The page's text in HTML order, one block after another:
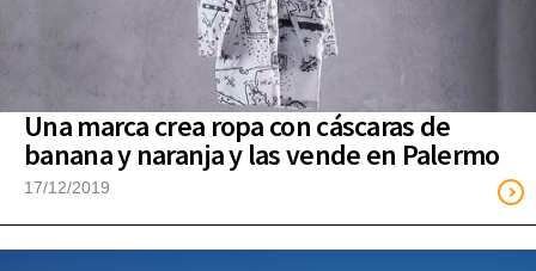
Una marca crea ropa con cáscaras de
banana y naranja y las vende en Palermo
17/12/2019